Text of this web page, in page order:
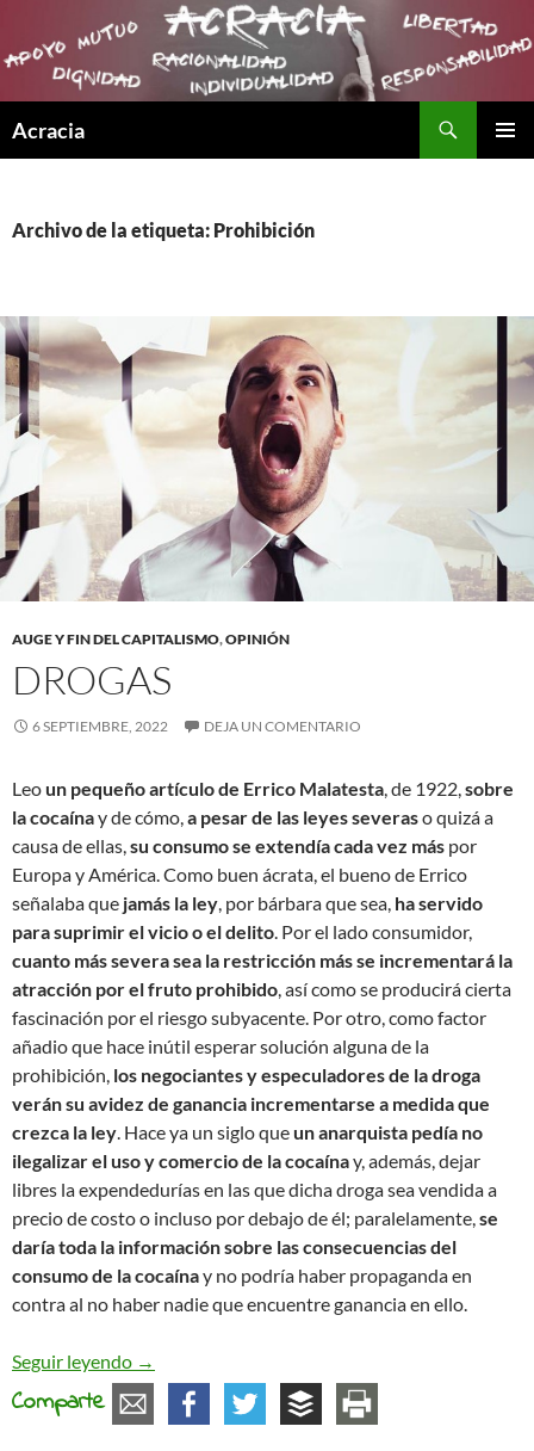
Acracia
Archivo de la etiqueta: Prohibición
AUGE Y FIN DEL CAPITALISMO,OPINIÓN
DROGAS
6 SEPTIEMBRE, 2022 DEJA UN COMENTARIO
Leoun pequeño artículo de Errico Malatesta, de 1922,sobre
la cocaínay de cómo,a pesar de las leyes severaso quizá a
causa de ellas,su consumo se extendía cada vez más por
Europa y América. Como buen ácrata, el bueno de Errico
señalaba que jamás la ley, por bárbara que sea, ha servido
para suprimir el vicio o el delito. Por el lado consumidor,
cuanto más severa sea la restricción más se incrementará la
atracción por el fruto prohibido, así como se producirá cierta
fascinación por el riesgo subyacente. Por otro, como factor
añadio que hace inútil esperar solución alguna de la
prohibición, los negociantes y especuladores de la droga
verán su avidez de ganancia incrementarse a medida que
crezca la ley. Hace ya un siglo queun anarquista pedía no
ilegalizar el uso y comercio de la cocaínay, además, dejar
libres la expendedurías en las que dicha droga sea vendida a
precio de costo o incluso por debajo de él; paralelamente,se
daría toda la información sobre las consecuencias del
consumo de la cocaínay no podría haber propaganda en
contra al no haber nadie que encuentre ganancia en ello.
Seguir leyendo Drogas
→
Comparte